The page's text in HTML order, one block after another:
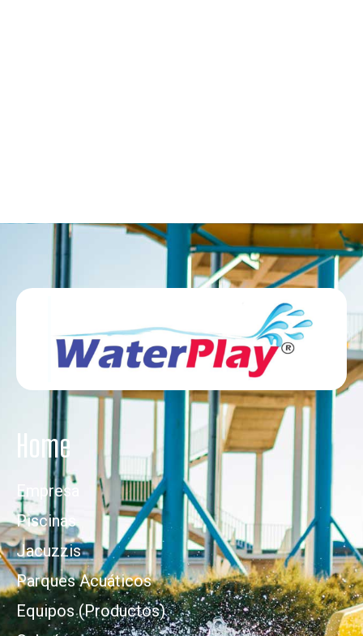
Home
Empresa
Piscinas
Jacuzzis
Parques Acuáticos
Equipos (Productos)